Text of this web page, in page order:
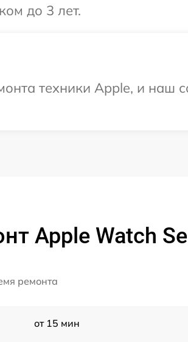
до 3 лет.
техники Apple, и наш
Apple Watch
ремонта
от 15 мин